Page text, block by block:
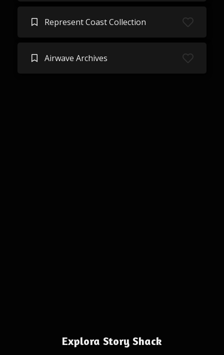
Represent Coast Collection
Airwave Archives
Explora Story Shack